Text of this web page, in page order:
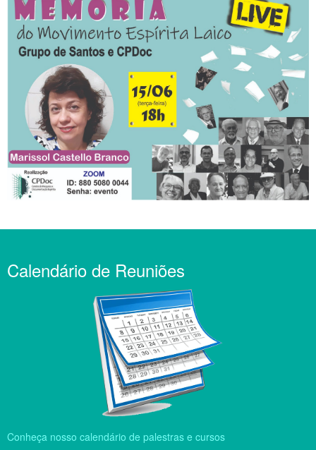
Calendário de Reuniões
Conheça nosso calendário de palestras e cursos
Personalidades em destaque
Imprensa
Fotos
Trabalhos
Contato